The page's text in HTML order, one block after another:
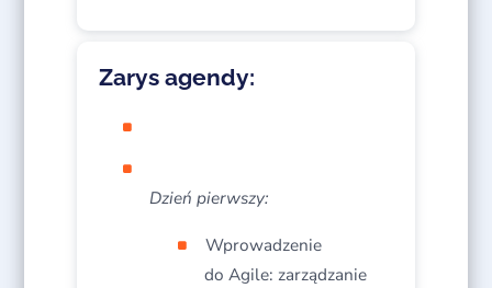
Zarys agendy:
Dzień pierwszy:
Wprowadzenie
do Agile: zarządzanie